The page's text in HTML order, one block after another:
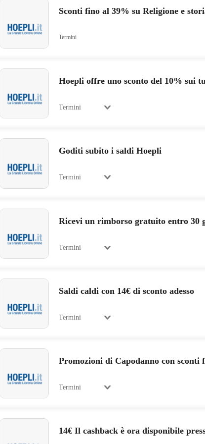
Sconti fino al 39% su Religione e
Termini
Hoepli offre uno sconto del 10% sui
Termini
Goditi subito i saldi Hoepli
Termini
Ricevi un rimborso gratuito entro 30
Termini
Saldi caldi con 14€ di sconto adesso
Termini
Promozioni di Capodanno con sconti
Termini
14€ Il cashback è ora disponibile